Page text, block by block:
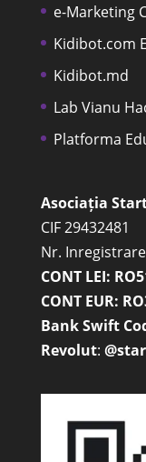
e-Marketing
Kidibot.com
Kidibot.md
Lab Vianu
Platforma
Asociația
CIF 29432481
Nr.
CONT LEI:
CONT EUR:
Bank Swift
Revolut: